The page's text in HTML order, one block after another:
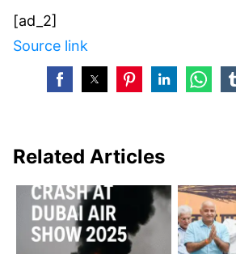
[ad_2]
Source link
Related Articles